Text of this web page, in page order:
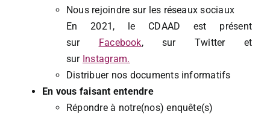
Nous rejoindre sur les réseaux sociaux
En 2021, le CDAAD est présent
sur Facebook, sur Twitter et
sur Instagram.
Distribuer nos documents informatifs
En vous faisant entendre
Répondre à notre(nos) enquête(s)